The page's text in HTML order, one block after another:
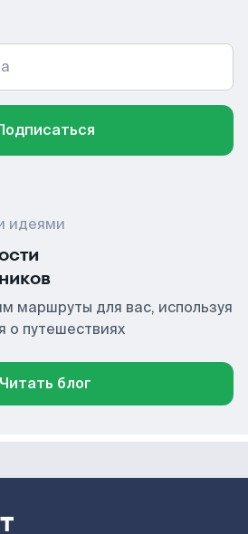
идеями
маршруты для вас, используя
о путешествиях
Читать блог